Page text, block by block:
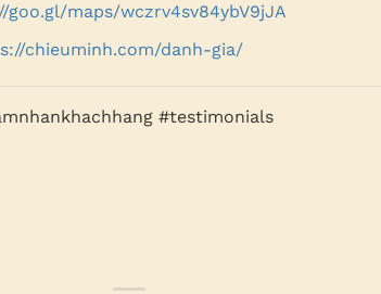
goo.gl/maps/wczrv4sv84ybV9jJA
chieuminh.com/danh-gia/
#testimonials